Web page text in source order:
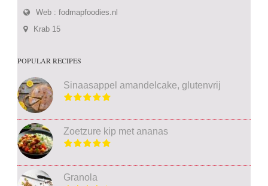
Web :fodmapfoodies.nl
Krab 15
POPULAR RECIPES
Sinaasappel amandelcake, glutenvrij
Zoetzure kip met ananas
Granola